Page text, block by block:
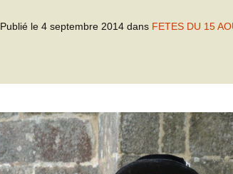
Publié le 4 septembre 2014 dans FETES DU 15